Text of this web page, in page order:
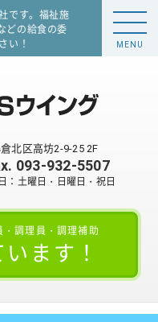
です。福祉施
どの給食の委
い！
北区高坊2-9-25 2F
093-932-5507
土曜日・日曜日・祝日
調理員・調理補助
ます！
MENU